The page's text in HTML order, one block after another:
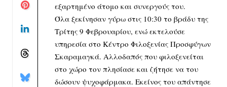
εξαρτημένο άτομο και συνεργούς του.
Όλα ξεκίνησαν γύρω στις 10:30 το βράδυ της
Τρίτης 9 Φεβρουαρίου, ενώ εκτελούσε
υπηρεσία στο Κέντρο Φιλοξενίας Προσφύγων
Σκαραμαγκά. Αλλοδαπός που φιλοξενείται
στο χώρο τον πλησίασε και ζήτησε να του
δώσουν ψυχοφάρμακα. Εκείνος του απάντησε